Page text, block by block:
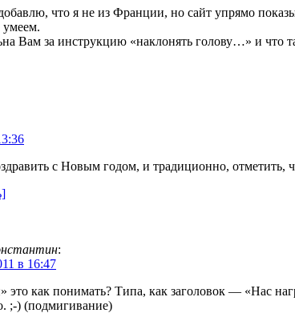
что я не из Франции, но сайт упрямо
умеем.
Вам за инструкцию «наклонять голову…» и
с Новым годом, и традиционно,
:
в 16:47
это как понимать? Типа, как заголовок —
;-) (подмигивание)